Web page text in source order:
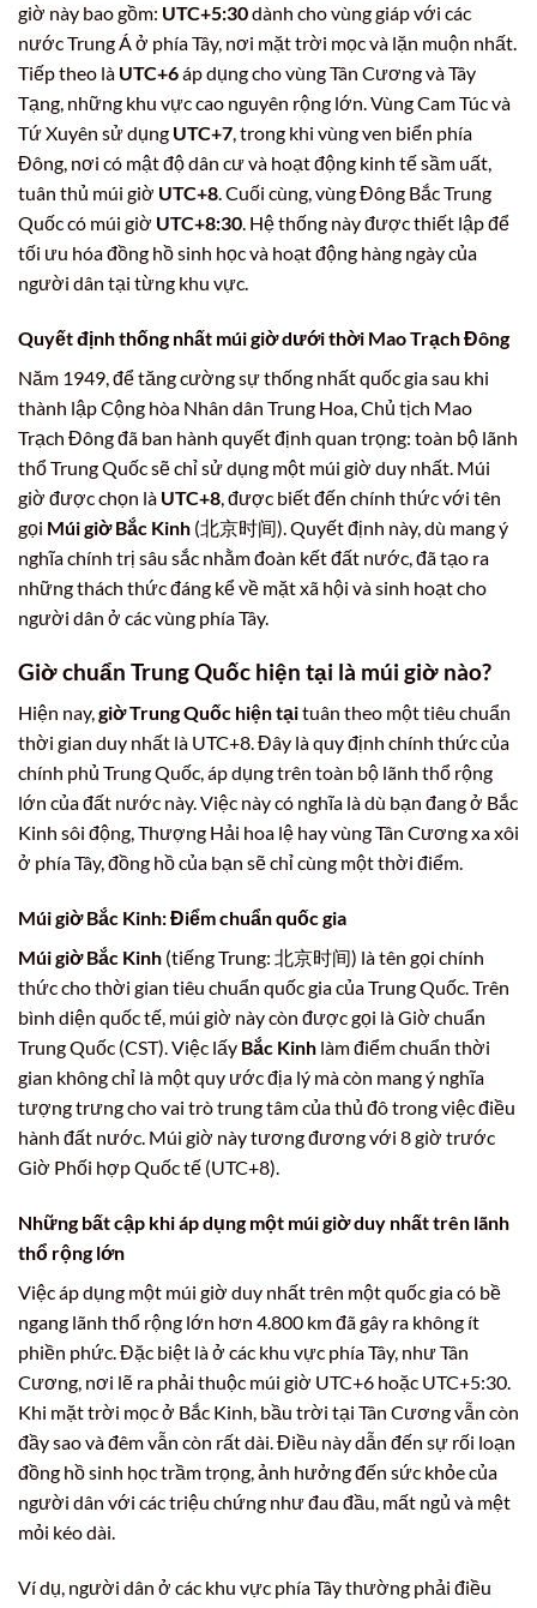
giờ này bao gồm: UTC+5:30dành cho vùng giáp với các
nước Trung Á ở phía Tây, nơi mặt trời mọc và lặn muộn nhất.
Tiếp theo là UTC+6áp dụng cho vùng Tân Cương và Tây
Tạng, những khu vực cao nguyên rộng lớn. Vùng Cam Túc và
Tứ Xuyên sử dụng UTC+7, trong khi vùng ven biển phía
Đông, nơi có mật độ dân cư và hoạt động kinh tế sầm uất,
tuân thủ múi giờ UTC+8. Cuối cùng, vùng Đông Bắc Trung
Quốc có múi giờ UTC+8:30. Hệ thống này được thiết lập để
tối ưu hóa đồng hồ sinh học và hoạt động hàng ngày của
người dân tại từng khu vực.
Quyết định thống nhất múi giờ dưới thời Mao Trạch Đông
Năm 1949, để tăng cường sự thống nhất quốc gia sau khi
thành lập Cộng hòa Nhân dân Trung Hoa, Chủ tịch Mao
Trạch Đông đã ban hành quyết định quan trọng: toàn bộ lãnh
thổ Trung Quốc sẽ chỉ sử dụng một múi giờ duy nhất. Múi
giờ được chọn là UTC+8, được biết đến chính thức với tên
gọi Múi giờ Bắc Kinh (北京时间). Quyết định này, dù mang ý
nghĩa chính trị sâu sắc nhằm đoàn kết đất nước, đã tạo ra
những thách thức đáng kể về mặt xã hội và sinh hoạt cho
người dân ở các vùng phía Tây.
Giờ chuẩn Trung Quốc hiện tại là múi giờ nào?
Hiện nay,giờ Trung Quốc hiện tạituân theo một tiêu chuẩn
thời gian duy nhất là UTC+8. Đây là quy định chính thức của
chính phủ Trung Quốc, áp dụng trên toàn bộ lãnh thổ rộng
lớn của đất nước này. Việc này có nghĩa là dù bạn đang ở Bắc
Kinh sôi động, Thượng Hải hoa lệ hay vùng Tân Cương xa xôi
ở phía Tây, đồng hồ của bạn sẽ chỉ cùng một thời điểm.
Múi giờ Bắc Kinh: Điểm chuẩn quốc gia
Múi giờ Bắc Kinh (tiếng Trung: 北京时间) là tên gọi chính
thức cho thời gian tiêu chuẩn quốc gia của Trung Quốc. Trên
bình diện quốc tế, múi giờ này còn được gọi là Giờ chuẩn
Trung Quốc (CST). Việc lấy Bắc Kinh làm điểm chuẩn thời
gian không chỉ là một quy ước địa lý mà còn mang ý nghĩa
tượng trưng cho vai trò trung tâm của thủ đô trong việc điều
hành đất nước. Múi giờ này tương đương với 8 giờ trước
Giờ Phối hợp Quốc tế (UTC+8).
Những bất cập khi áp dụng một múi giờ duy nhất trên lãnh
thổ rộng lớn
Việc áp dụng một múi giờ duy nhất trên một quốc gia có bề
ngang lãnh thổ rộng lớn hơn 4.800 km đã gây ra không ít
phiền phức. Đặc biệt là ở các khu vực phía Tây, như Tân
Cương, nơi lẽ ra phải thuộc múi giờ UTC+6 hoặc UTC+5:30.
Khi mặt trời mọc ở Bắc Kinh, bầu trời tại Tân Cương vẫn còn
đầy sao và đêm vẫn còn rất dài. Điều này dẫn đến sự rối loạn
đồng hồ sinh học trầm trọng, ảnh hưởng đến sức khỏe của
người dân với các triệu chứng như đau đầu, mất ngủ và mệt
mỏi kéo dài.
Ví dụ, người dân ở các khu vực phía Tây thường phải điều